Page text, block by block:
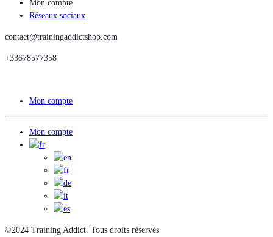
Mon compte
Réseaux sociaux
contact@trainingaddictshop.com
+33678577358
Mon compte
Mon compte
©2024 Training Addict. Tous droits réservés